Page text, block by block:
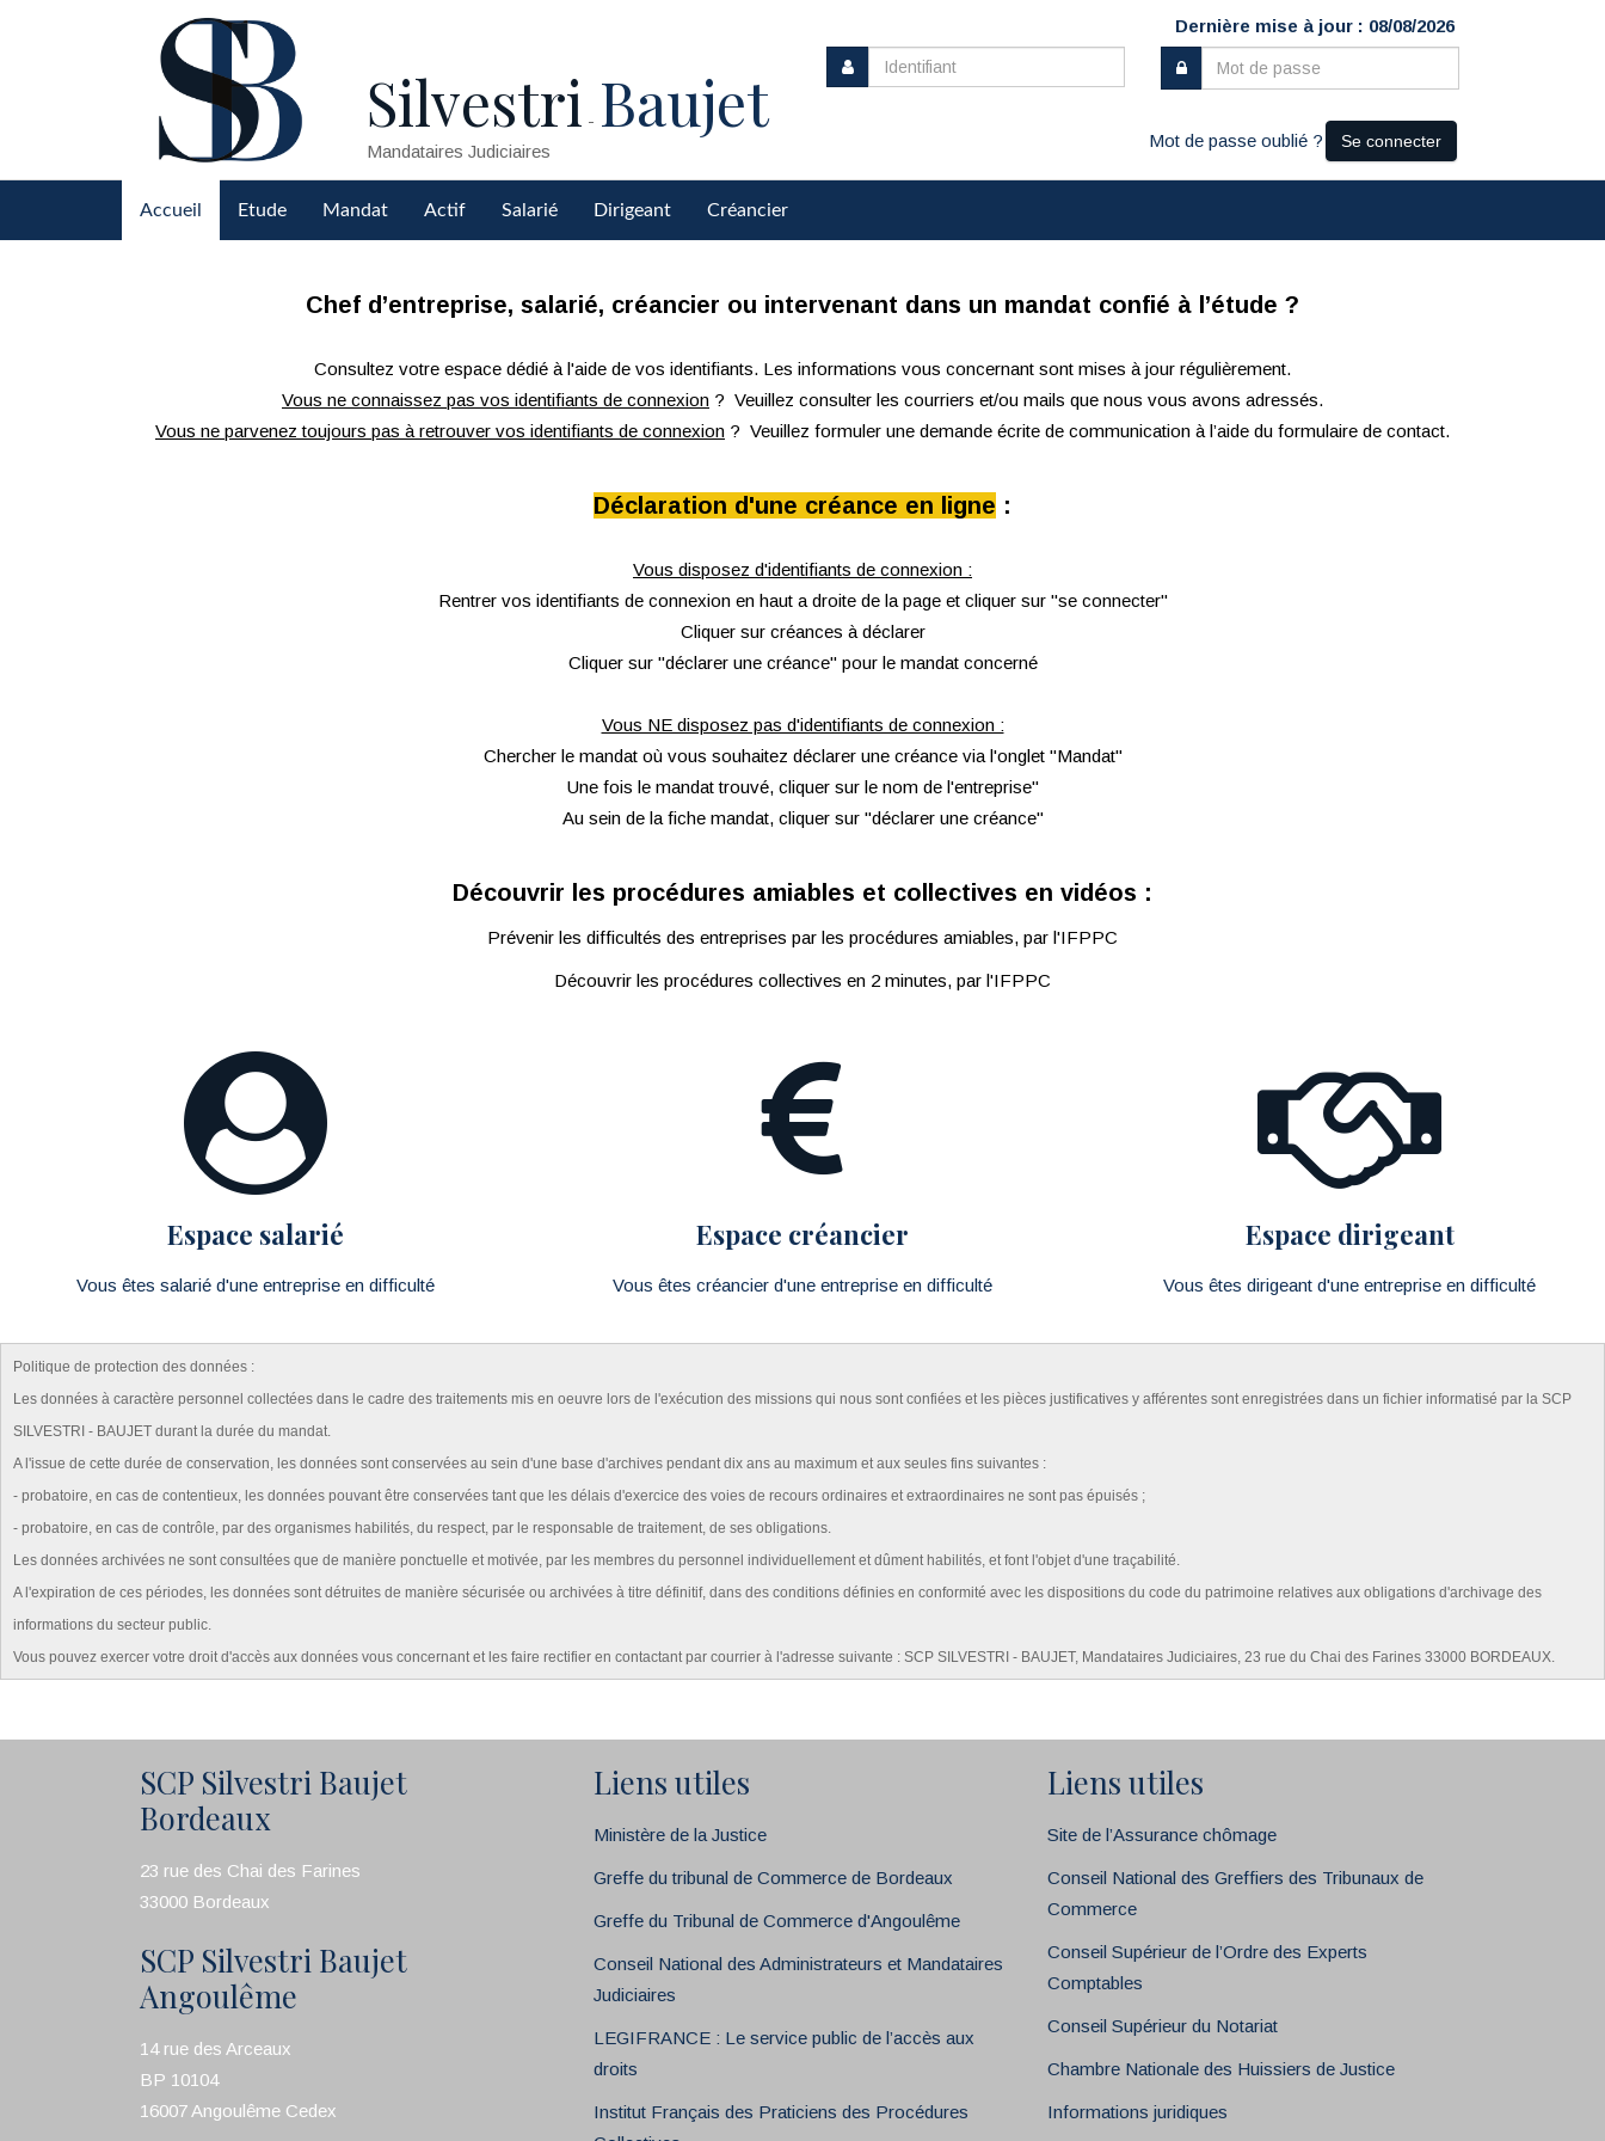
Silvestri - Baujet
Mandataires Judiciaires
Dernière mise à jour : 08/08/2026
Mot de passe oublié ? Se connecter
Accueil Etude Mandat Actif Salarié Dirigeant Créancier
Chef d’entreprise, salarié, créancier ou intervenant dans un mandat confié à l’étude ?
Consultez votre espace dédié à l'aide de vos identifiants. Les informations vous concernant sont mises à jour régulièrement.
Vous ne connaissez pas vos identifiants de connexion ? Veuillez consulter les courriers et/ou mails que nous vous avons adressés.
Vous ne parvenez toujours pas à retrouver vos identifiants de connexion ? Veuillez formuler une demande écrite de communication à l’aide du formulaire de contact.
Déclaration d'une créance en ligne :
Vous disposez d'identifiants de connexion :
Rentrer vos identifiants de connexion en haut a droite de la page et cliquer sur "se connecter"
Cliquer sur créances à déclarer
Cliquer sur "déclarer une créance" pour le mandat concerné
Vous NE disposez pas d'identifiants de connexion :
Chercher le mandat où vous souhaitez déclarer une créance via l'onglet "Mandat"
Une fois le mandat trouvé, cliquer sur le nom de l'entreprise"
Au sein de la fiche mandat, cliquer sur "déclarer une créance"
Découvrir les procédures amiables et collectives en vidéos :
Prévenir les difficultés des entreprises par les procédures amiables, par l'IFPPC
Découvrir les procédures collectives en 2 minutes, par l'IFPPC
Espace salarié
Vous êtes salarié d'une entreprise en difficulté
Espace créancier
Vous êtes créancier d'une entreprise en difficulté
Espace dirigeant
Vous êtes dirigeant d'une entreprise en difficulté
Politique de protection des données :
Les données à caractère personnel collectées dans le cadre des traitements mis en oeuvre lors de l'exécution des missions qui nous sont confiées et les pièces justificatives y afférentes sont enregistrées dans un fichier informatisé par la SCP
SILVESTRI - BAUJET durant la durée du mandat.
A l'issue de cette durée de conservation, les données sont conservées au sein d'une base d'archives pendant dix ans au maximum et aux seules fins suivantes :
- probatoire, en cas de contentieux, les données pouvant être conservées tant que les délais d'exercice des voies de recours ordinaires et extraordinaires ne sont pas épuisés ;
- probatoire, en cas de contrôle, par des organismes habilités, du respect, par le responsable de traitement, de ses obligations.
Les données archivées ne sont consultées que de manière ponctuelle et motivée, par les membres du personnel individuellement et dûment habilités, et font l'objet d'une traçabilité.
A l'expiration de ces périodes, les données sont détruites de manière sécurisée ou archivées à titre définitif, dans des conditions définies en conformité avec les dispositions du code du patrimoine relatives aux obligations d'archivage des
informations du secteur public.
Vous pouvez exercer votre droit d'accès aux données vous concernant et les faire rectifier en contactant par courrier à l'adresse suivante : SCP SILVESTRI - BAUJET, Mandataires Judiciaires, 23 rue du Chai des Farines 33000 BORDEAUX.
SCP Silvestri Baujet
Bordeaux
23 rue des Chai des Farines
33000 Bordeaux
SCP Silvestri Baujet
Angoulême
14 rue des Arceaux
BP 10104
16007 Angoulême Cedex
Liens utiles
Ministère de la Justice
Greffe du tribunal de Commerce de Bordeaux
Greffe du Tribunal de Commerce d'Angoulême
Conseil National des Administrateurs et Mandataires
Judiciaires
LEGIFRANCE : Le service public de l’accès aux
droits
Institut Français des Praticiens des Procédures
Liens utiles
Site de l’Assurance chômage
Conseil National des Greffiers des Tribunaux de
Commerce
Conseil Supérieur de l’Ordre des Experts
Comptables
Conseil Supérieur du Notariat
Chambre Nationale des Huissiers de Justice
Informations juridiques